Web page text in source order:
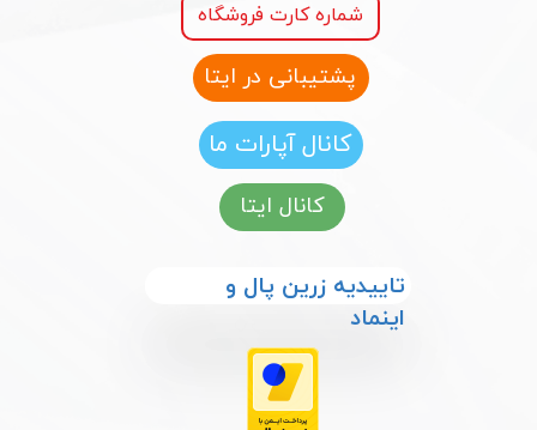
کانال آپارات ما
​​تاییدیه زرین پال و
اینماد
کانال ایتا
شماره کارت فروشگاه
پشتیبانی در ایتا